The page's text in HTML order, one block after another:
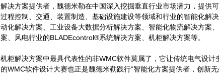
解决方案提供者，魏德米勒在中国深入挖掘垂直行业市场潜力，提供
过程控制、交通、装置制造、基础设施建设等领域和行业的智能化解
动化解决方案、工业设备大数据分析解决方案、智能化物流解决方案
案、风电行业的BLADEcontrol®系统解决方案、机柜解决方案等。
机柜解决方案中最具代表性的非WMC软件莫属了，它让传统电气设
的WMC软件设计大赛也正是魏德米勒践行“智能化方案提供者，创新